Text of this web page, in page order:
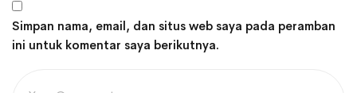
Simpan nama, email, dan situs web saya pada peramban
ini untuk komentar saya berikutnya.